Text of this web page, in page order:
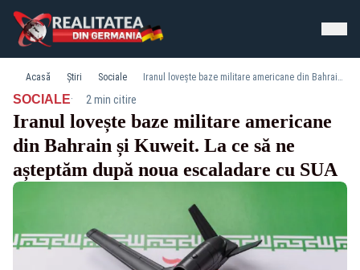
Acasă Știri Sociale Iranul lovește baze militare americane din Bahrain și Kuweit. La ce să ne așteptăm după noua escaladare cu SUA
SOCIALE· 2 min citire
Iranul lovește baze militare americane
din Bahrain și Kuweit. La ce să ne
așteptăm după noua escaladare cu SUA